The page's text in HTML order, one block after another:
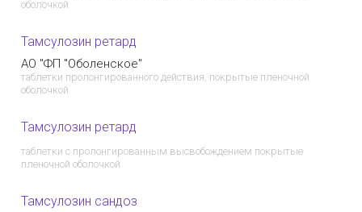
оболочкой
Тамсулозин ретард
AO "ФП "Оболенское"
таблетки пролонгированного действия, покрытые пленочной
оболочкой
Тамсулозин ретард
таблетки с пролонгированным высвобождением покрытые
пленочной оболочкой
Тамсулозин сандоз